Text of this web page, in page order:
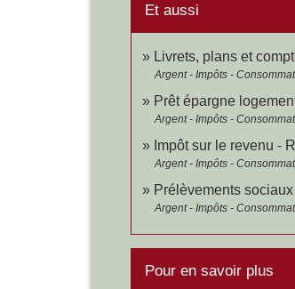
Et aussi
Livrets, plans et
Argent - Impôts -
Prêt épargne
Argent - Impôts -
Impôt sur le revenu -
Argent - Impôts -
Prélèvements
Argent - Impôts -
Pour en savoir plus